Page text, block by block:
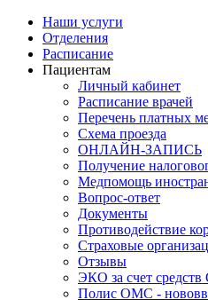
Наши услуги
Отделения
Расписание
Пациентам
Личный кабинет
Расписание врачей
Перечень платных
Схема проезда
ОНЛАЙН-ЗАПИСЬ
Получение
Медпомощь
Вопрос-ответ
Документы
Противодействие
Страховые
Отзывы
ЭКО за счет
Полис ОМС -